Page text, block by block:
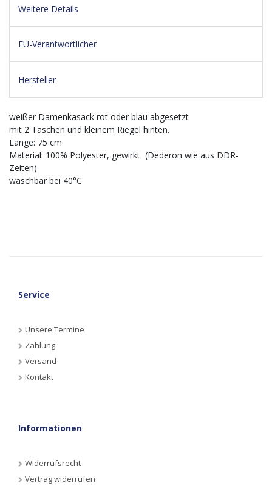
Weitere Details
EU-Verantwortlicher
Hersteller
weißer Damenkasack rot oder blau abgesetzt
mit 2 Taschen und kleinem Riegel hinten.
Länge: 75 cm
Material: 100% Polyester, gewirkt (Dederon wie aus DDR-
Zeiten)
waschbar bei 40°C
Service
Unsere Termine
Zahlung
Versand
Kontakt
Informationen
Widerrufsrecht
Vertrag widerrufen